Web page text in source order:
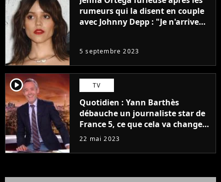
rumeurs qui la disent en couple
avec Johnny Depp : "Je n'arrive
5 septembre 2023
player2 TV
Quotidien : Yann Barthès
débauche un journaliste star de
France 5, ce que cela va changer
à la rentrée
22 mai 2023